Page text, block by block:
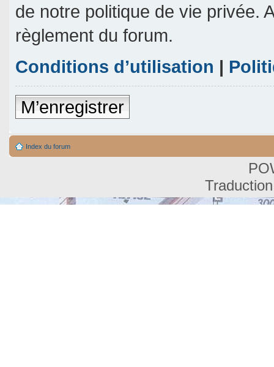
de notre politique de vie privée.
règlement du forum.
Conditions d’utilisation |
M’enregistrer
Index du forum